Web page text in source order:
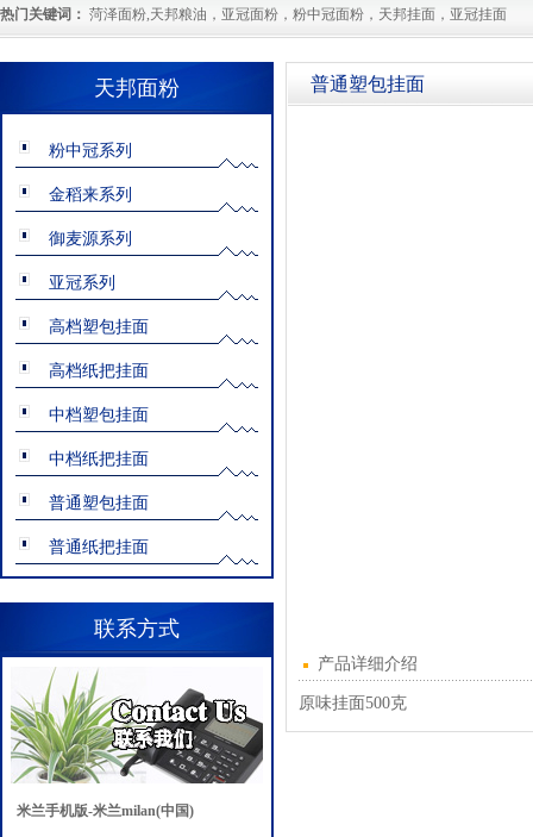
热门关键词： 菏泽面粉,天邦粮油，亚冠面粉，粉中冠面粉，天邦挂面，亚冠挂面
天邦面粉
粉中冠系列
金稻来系列
御麦源系列
亚冠系列
高档塑包挂面
高档纸把挂面
中档塑包挂面
中档纸把挂面
普通塑包挂面
普通纸把挂面
联系方式
米兰手机版-米兰milan(中国)
普通塑包挂面
产品详细介绍
原味挂面500克